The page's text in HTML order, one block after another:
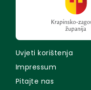
Uvjeti korištenja
Impressum
Pitajte nas